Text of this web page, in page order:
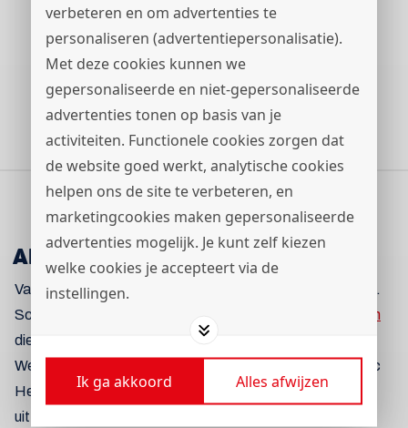
verbeteren en om advertenties te
personaliseren (advertentiepersonalisatie).
Met deze cookies kunnen we
gepersonaliseerde en niet-gepersonaliseerde
advertenties tonen op basis van je
activiteiten. Functionele cookies zorgen dat
de website goed werkt, analytische cookies
helpen ons de site te verbeteren, en
marketingcookies maken gepersonaliseerde
advertenties mogelijk. Je kunt zelf kiezen
welke cookies je accepteert via de
instellingen.
Ik ga akkoord Alles afwijzen
Vorige 1 2 3 ...
ALLE VACATURES IN HEERENVEEN
Vacatures in Heerenveen vind je bij sc Heerenveen Werkt.
Sc Heerenveen Werkt is het
uitzendbureau in Heerenveen
die jou verder helpt aan je ideale baan! SC Heerenveen
Werkt is het uitzendbureau van de bekende voetbalclub sc
Heerenveen. Hierboven staan alle vacatures die ons
uitzendbureau in Heerenveen aanbiedt. Bij vragen over